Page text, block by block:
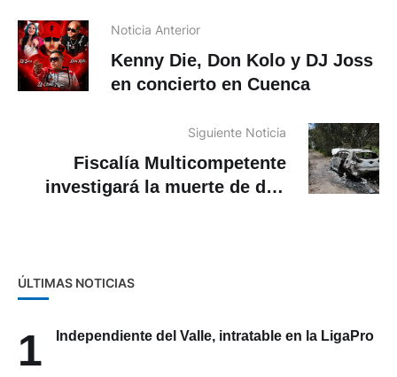
Noticia Anterior
Kenny Die, Don Kolo y DJ Joss
en concierto en Cuenca
Siguiente Noticia
Fiscalía Multicompetente
investigará la muerte de dos
ÚLTIMAS NOTICIAS
1 Independiente del Valle, intratable en la LigaPro